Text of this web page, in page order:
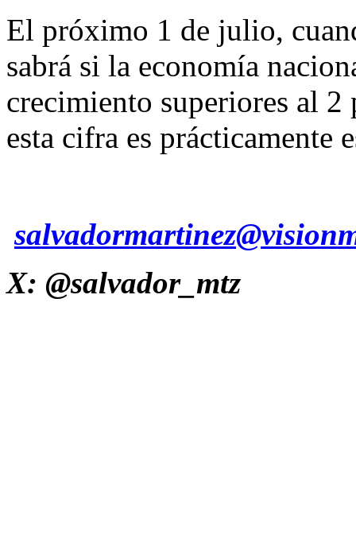
El próximo 1 de julio,
sabrá si la economía
crecimiento superiores al
esta cifra es prácticamente
X: @salvador_mtz